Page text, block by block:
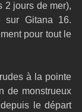
2 jours de mer),
sur Gitana 16.
pour tout le
à la pointe
de monstrueux
le départ